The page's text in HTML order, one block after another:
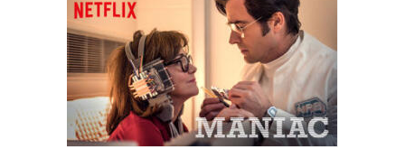
viene reso inabile da Vaako. Con l'avvicinarsi dell'alba mortale,
Vaako lascia Riddick a morire e i Necromonger catturano Kyra.
Riddick viene salvato dal Purificatore, che gli dice che se starà
lontano dai Necromonger, il Lord Marshal promette di non dargli
la caccia. Il Purificatore rivela poi che anche lui è un Furyan e
incoraggia Riddick a uccidere il Lord Marshal prima di suicidarsi
camminando nel caldo torrido. Riddick torna quindi a Helion Prime